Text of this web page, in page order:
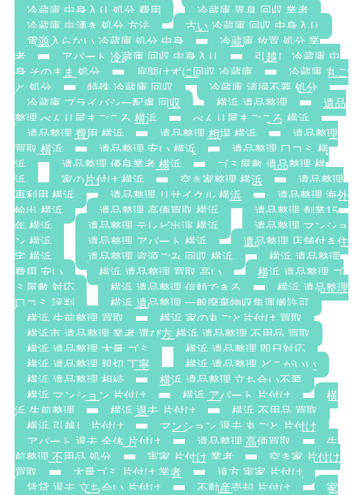
冷蔵庫 中身入り 処分 費用
冷蔵庫 異臭 回収 業者
冷蔵庫 虫湧き 処分 方法
古い 冷蔵庫 回収 中身入り
電源入らない 冷蔵庫 処分 中身
冷蔵庫 放置 処分 業
者
アパート 冷蔵庫 回収 中身入り
引越し 冷蔵庫 中
身 そのまま 処分
扉開けずに回収 冷蔵庫
冷蔵庫 丸ご
と 処分
特殊 冷蔵庫 回収
冷蔵庫 清掃不要 処分
冷蔵庫 プライバシー配慮 回収
横浜 遺品整理
遺品
整理 べんり屋まごころ 横浜
べんり屋まごころ 横浜
遺品整理 費用 横浜
遺品整理 相場 横浜
遺品整理
買取 横浜
遺品整理 安い 横浜
遺品整理 口コミ 横
浜
遺品整理 優良業者 横浜
ゴミ屋敷 遺品整理 横
浜
家の片付け 横浜 空き家整理 横浜
遺品整理
再利用 横浜
遺品整理 リサイクル 横浜
遺品整理 海外
輸出 横浜
遺品整理 高価買取 横浜
遺品整理 創業15
年 横浜
遺品整理 テレビ出演 横浜
遺品整理 マンショ
ン 横浜
遺品整理 アパート 横浜
遺品整理 店舗付き住
宅 横浜
遺品整理 資源ごみ 回収 横浜
横浜 遺品整理
費用 安い
横浜 遺品整理 買取 高い
横浜 遺品整理 ゴ
ミ屋敷 対応
横浜 遺品整理 信頼できる
横浜 遺品整理
口コミ 評判
横浜 遺品整理 一般廃棄物収集運搬許可
横浜 生前整理 買取
横浜 家の丸ごと片付け 買取
横浜市 遺品整理 業者 選び方 横浜 遺品整理 不用品 買取
横浜 遺品整理 大量 ゴミ
横浜 遺品整理 即日対応
横浜 遺品整理 親切 丁寧
横浜 遺品整理 どこがいい
横浜 遺品整理 相続
横浜 遺品整理 立ち合い不要
横浜 マンション 片付け
横浜 アパート 片付け
横
浜 生前整理
横浜 退去 片付け
横浜 不用品 買取
横浜 引越し 片付け
マンション 退去 丸ごと 片付け
アパート 退去 全体 片付け
遺品整理 高価買取
生
前整理 不用品 処分
実家 片付け 業者
空き家 片付け
買取
大量ゴミ 片付け 業者
遠方 実家 片付け
賃貸 退去 立ち会い 片付け
不動産売却 片付け
家